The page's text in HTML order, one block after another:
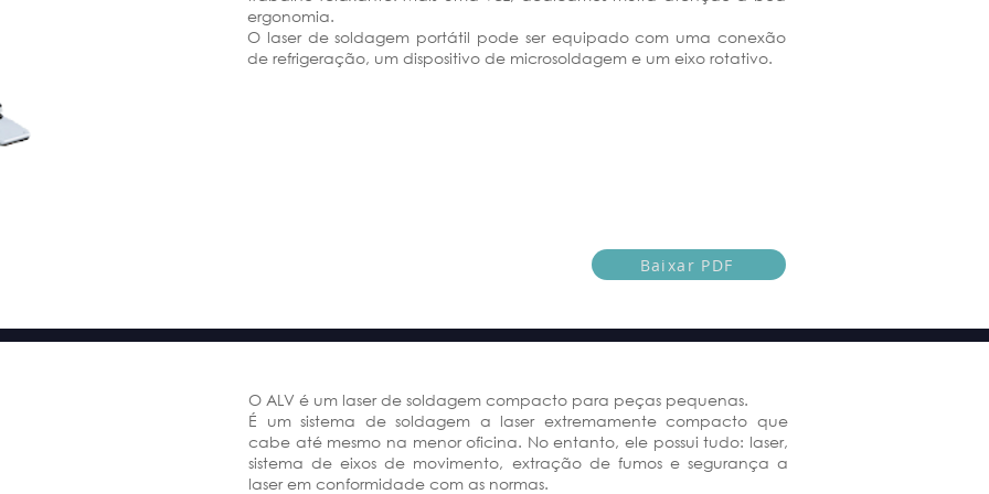
ergonomia.
O laser de soldagem portátil pode ser equipado com uma conexão
de refrigeração, um dispositivo de microsoldagem e um eixo rotativo.
Baixar PDF
O ALV é um laser de soldagem compacto para peças pequenas.
É um sistema de soldagem a laser extremamente compacto que
cabe até mesmo na menor oficina. No entanto, ele possui tudo: laser,
sistema de eixos de movimento, extração de fumos e segurança a
laser em conformidade com as normas.